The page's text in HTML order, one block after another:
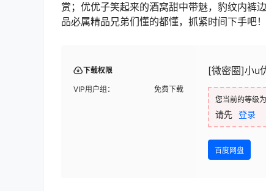
赏；优优子笑起来的酒窝甜中带魅，豹纹内裤
品必属精品兄弟们懂的都懂，抓紧时间下手吧！
下载权限
VIP用户组： 免费下载
[微密圈]小u
您当前的等级为
请先 登录
百度网盘